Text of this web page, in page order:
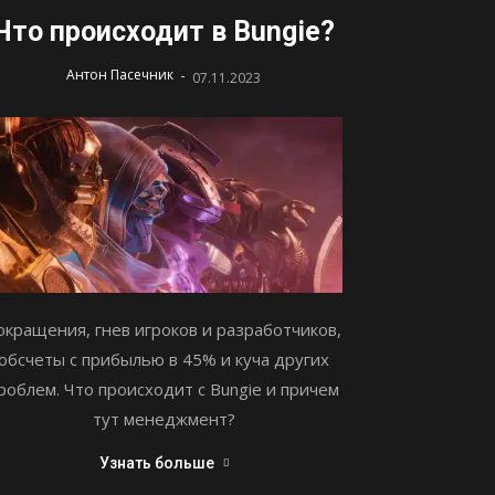
происходит в Bungie?
Антон Пасечник - 07.11.2023
гнев игроков и разработчиков,
с прибылью в 45% и куча других
Что происходит с Bungie и причем
тут менеджмент?
Узнать больше